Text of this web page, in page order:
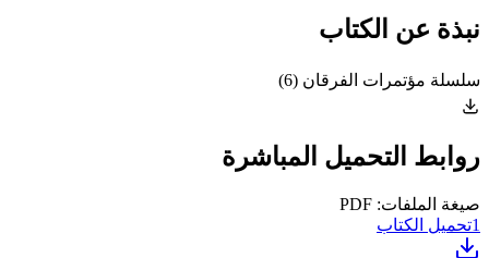
نبذة عن الكتاب
سلسلة مؤتمرات الفرقان (6)
روابط التحميل المباشرة
صيغة الملفات: PDF
1تحميل الكتاب